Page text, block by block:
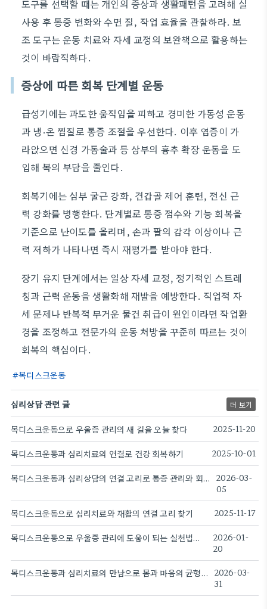
도구를 선택할 때는 개인의 증상과 생활패턴을 고려해 실
사용 후 통증 변화와 수면 질, 작업 효율을 관찰하라. 보
조 도구는 운동 치료와 자세 교정의 보완책으로 활용하는
것이 바람직하다.
증상에 따른 회복 단계별 운동
급성기에는 과도한 움직임을 피하고 경미한 가동성 운동
과 냉·온 찜질로 통증 조절을 우선한다. 이후 염증이 가
라앉으면 신경 가동술과 등 상부의 흉추 확장 운동을 도
입해 목의 부담을 줄인다.
회복기에는 심부 굴근 강화, 견갑골 제어 훈련, 전신 근
력 강화를 병행한다. 단계별로 통증 점수와 기능 회복을
기준으로 난이도를 올리며, 손과 팔의 감각 이상이나 근
력 저하가 나타나면 즉시 재평가를 받아야 한다.
장기 유지 단계에서는 일상 자세 교정, 정기적인 스트레
칭과 근력 운동을 생활화해 재발을 예방한다. 직업적 자
세 문제나 반복적 무거운 물건 취급이 원인이라면 작업환
경을 조정하고 전문가의 운동 처방을 꾸준히 따르는 것이
회복의 핵심이다.
목디스크운동
심리상담 관련 글 더 보기
목디스크운동으로 우울증 관리의 새 길을 오늘 찾다 2025-11-20
목디스크운동과 심리치료의 연결로 건강 회복하기 2025-10-01
목디스크운동과 심리상담의 연결 고리로 통증 관리와 회복을 이끈다
2026-03-
05
목디스크운동으로 심리치료와 재활의 연결 고리 찾기 2025-11-17
목디스크운동으로 우울증 관리에 도움이 되는 실천법과 습관
2026-01-
20
목디스크운동과 심리치료의 만남으로 몸과 마음의 균형 찾기
2026-03-
31